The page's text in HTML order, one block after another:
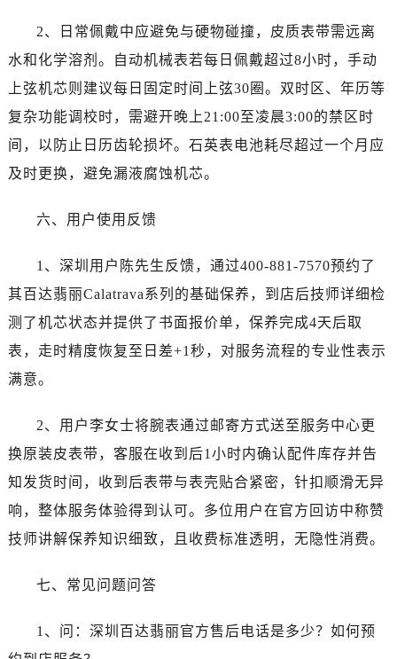
2、日常佩戴中应避免与硬物碰撞，皮质表带需远离
水和化学溶剂。自动机械表若每日佩戴超过8小时，手动
上弦机芯则建议每日固定时间上弦30圈。双时区、年历等
复杂功能调校时，需避开晚上21:00至凌晨3:00的禁区时
间，以防止日历齿轮损坏。石英表电池耗尽超过一个月应
及时更换，避免漏液腐蚀机芯。
六、用户使用反馈
1、深圳用户陈先生反馈，通过400-881-7570预约了
其百达翡丽Calatrava系列的基础保养，到店后技师详细检
测了机芯状态并提供了书面报价单，保养完成4天后取
表，走时精度恢复至日差+1秒，对服务流程的专业性表示
满意。
2、用户李女士将腕表通过邮寄方式送至服务中心更
换原装皮表带，客服在收到后1小时内确认配件库存并告
知发货时间，收到后表带与表壳贴合紧密，针扣顺滑无异
响，整体服务体验得到认可。多位用户在官方回访中称赞
技师讲解保养知识细致，且收费标准透明，无隐性消费。
七、常见问题问答
1、问：深圳百达翡丽官方售后电话是多少？如何预